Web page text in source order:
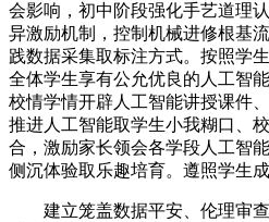
会影响，初中阶段强化手艺道理
异激励机制，控制机械进修根基
践数据采集取标注方式。按照学
全体学生享有公允优良的人工智
校情学情开辟人工智能讲授课件
推进人工智能取学生小我糊口、
合，激励家长领会各学段人工智
侧沉体验取乐趣培育。遵照学生
建立笼盖数据平安、伦理审查